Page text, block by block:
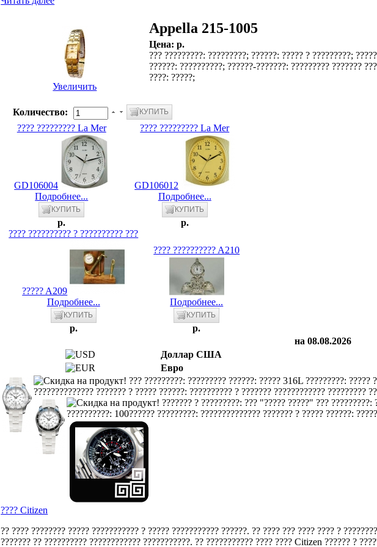
Увеличить
Appella 215-1005
Цена: p.
??? ?????????: ?????????; ??????: ????? ? ?????????;
??????: ??????????; ??????-???????: ????????? ???????
????: ?????;
Количество:
???? ????????? La Mer
GD106004
Подробнее...
p.
???? ????????? La Mer
GD106012
Подробнее...
p.
???? ?????????? ? ?????????? ???
????? A209
Подробнее...
p.
???? ?????????? A210
Подробнее...
p.
на 08.08.2026
Доллар США
Евро
??? ?????????: ????????? ??????: ????? 316L ?????????: ?????
?????????????? ??????? ? ????? ??????: ?????????? ? ??????? ???????????? ?????????
??????? ? ?????????: ??? "????? ?????" ???
??????????: 100?????? ?????????: ?????????????? ??????? ? ????? ??????:
???? Citizen
?? ???? ???????? ????? ??????????? ? ????? ??????????? ??????. ?? ???? ??? ???? ???? ?
??????? ?? ?????????? ???????????? ???????????. ?? ??????????? ???? ???? Citizen ?????? ?